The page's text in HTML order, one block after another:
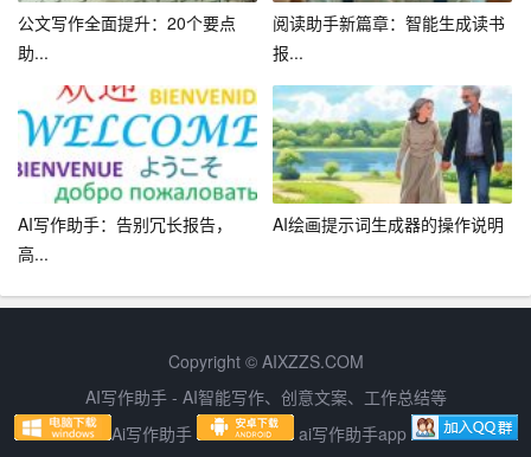
助手完成一些简单的创作任务，降低聘请专业编剧、文案
等人员的成本。
3. 提高作品质量
智能写作助手基于大数据和算法分析，可以生成符合用户
需求的文本内容。创作者可以根据智能写作助手生成的文
本进行修改和完善，使作品更加优质。
4. 拓宽创作领域
如动画、漫画、游戏等。创作者可以尝试涉足不同领域，
拓宽自己的创作范围。
总之，智能写作助手在ACG领域的应用为创作者带来了极
公文写作全面提升：20个要点
助...
阅读助手新篇章：智能生成读书
报...
AI写作助手：告别冗长报告，
高...
AI绘画提示词生成器的操作说明
Copyright © AIXZZS.COM
AI写作助手 - AI智能写作、创意文案、工作总结等
Ai写作助手
ai写作助手app